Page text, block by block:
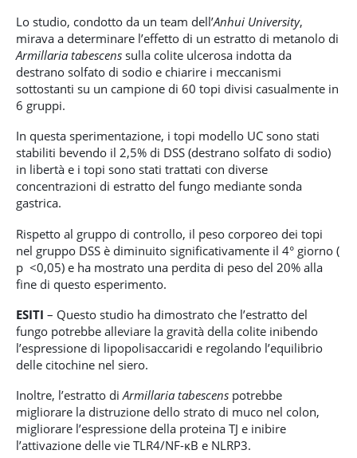
Lo studio, condotto da un team dell’Anhui University,
mirava a determinare l’effetto di un estratto di metanolo di
Armillaria tabescens sulla colite ulcerosa indotta da
destrano solfato di sodio e chiarire i meccanismi
sottostanti su un campione di 60 topi divisi casualmente in
6 gruppi.
In questa sperimentazione, i topi modello UC sono stati
stabiliti bevendo il 2,5% di DSS (destrano solfato di sodio)
in libertà e i topi sono stati trattati con diverse
concentrazioni di estratto del fungo mediante sonda
gastrica.
Rispetto al gruppo di controllo, il peso corporeo dei topi
nel gruppo DSS è diminuito significativamente il 4° giorno (
p <0,05) e ha mostrato una perdita di peso del 20% alla
fine di questo esperimento.
ESITI – Questo studio ha dimostrato che l’estratto del
fungo potrebbe alleviare la gravità della colite inibendo
l’espressione di lipopolisaccaridi e regolando l’equilibrio
delle citochine nel siero.
Inoltre, l’estratto di Armillaria tabescens potrebbe
migliorare la distruzione dello strato di muco nel colon,
migliorare l’espressione della proteina TJ e inibire
l’attivazione delle vie TLR4/NF-κB e NLRP3.